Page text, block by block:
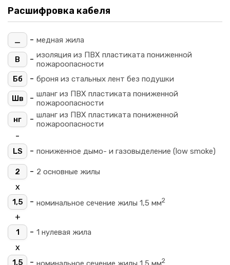
Расшифровка кабеля
_ - медная жила
В - изоляция из ПВХ пластиката пониженной
пожароопасности
Бб
- броня из стальных лент без подушки
Шв - шланг из ПВХ пластиката пониженной
пожароопасности
нг
- шланг из ПВХ пластиката пониженной
пожароопасности
-
LS - пониженное дымо- и газовыделение (low smoke)
2 - 2 основные жилы
х
1,5 - номинальное сечение жилы 1,5 мм2
+
1 - 1 нулевая жила
х
1,5 - 2